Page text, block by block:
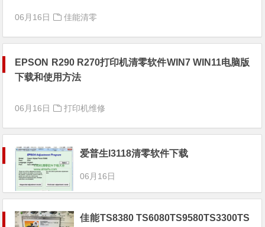
06月16日 佳能清零
EPSON R290 R270打印机清零软件WIN7 WIN11电脑版
下载和使用方法
06月16日 打印机维修
爱普生l3118清零软件下载
06月16日
佳能TS8380 TS6080TS9580TS3300TS